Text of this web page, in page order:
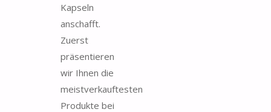
Kapseln
anschafft.
Zuerst
präsentieren
wir Ihnen die
meistverkauftesten
Produkte bei